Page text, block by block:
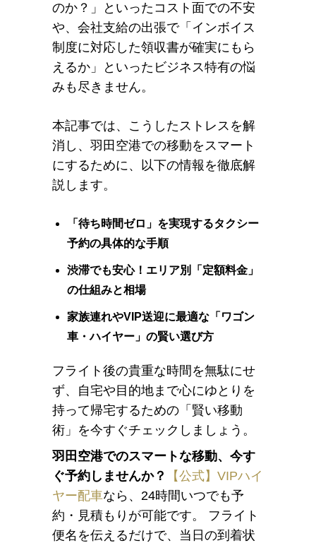
のか？」といったコスト面での不安
や、会社支給の出張で「インボイス
制度に対応した領収書が確実にもら
えるか」といったビジネス特有の悩
みも尽きません。
本記事では、こうしたストレスを解
消し、羽田空港での移動をスマート
にするために、以下の情報を徹底解
説します。
「待ち時間ゼロ」を実現するタクシー
予約の具体的な手順
渋滞でも安心！エリア別「定額料金」
の仕組みと相場
家族連れやVIP送迎に最適な「ワゴン
車・ハイヤー」の賢い選び方
フライト後の貴重な時間を無駄にせ
ず、自宅や目的地まで心にゆとりを
持って帰宅するための「賢い移動
術」を今すぐチェックしましょう。
羽田空港でのスマートな移動、今す
ぐ予約しませんか？
【公式】VIPハイ
ヤー配車なら、24時間いつでも予
約・見積もりが可能です。 フライト
便名を伝えるだけで、当日の到着状